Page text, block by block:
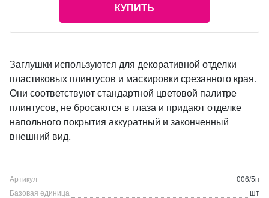
КУПИТЬ
Заглушки используются для декоративной отделки
пластиковых плинтусов и маскировки срезанного края.
Они соответствуют стандартной цветовой палитре
плинтусов, не бросаются в глаза и придают отделке
напольного покрытия аккуратный и законченный
внешний вид.
Артикул
006/5п
Базовая единица
шт